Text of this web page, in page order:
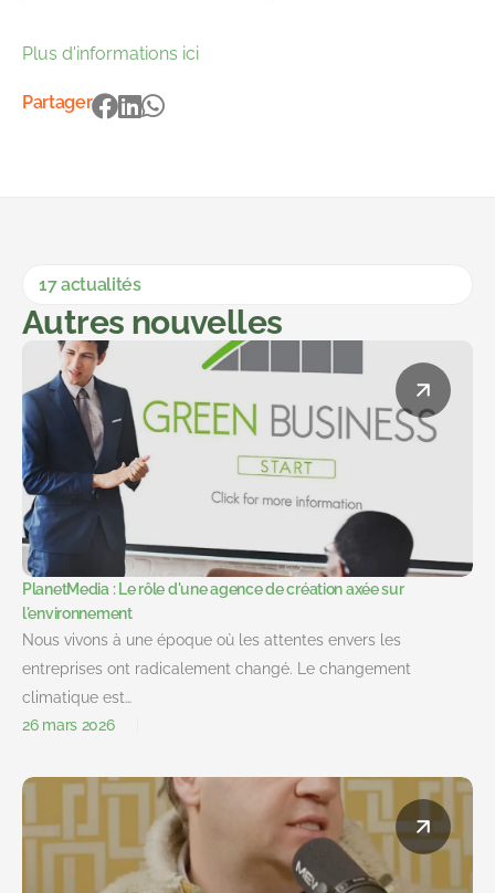
Plus d'informations ici
Partager
17 actualités
Autres nouvelles
PlanetMedia : Le rôle d'une agence de création axée sur
l'environnement
Nous vivons à une époque où les attentes envers les
entreprises ont radicalement changé. Le changement
climatique est…
26 mars 2026